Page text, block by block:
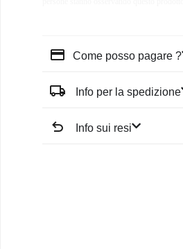
Come posso pagare ?
Info per la spedizione
Info sui resi